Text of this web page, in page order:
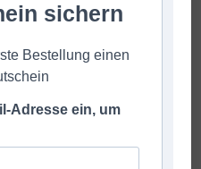
für 3-reihige
für 3-reihige
sichern
Bestellung einen
Adresse ein, um